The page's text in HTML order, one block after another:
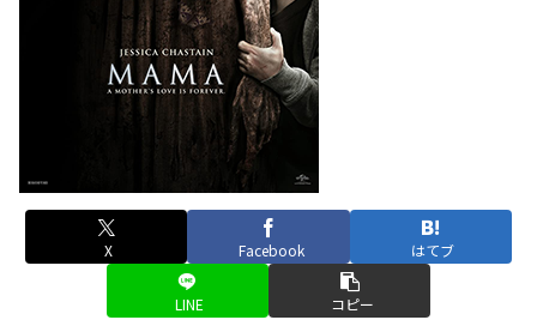
X Facebook はてブ
LINE コピー